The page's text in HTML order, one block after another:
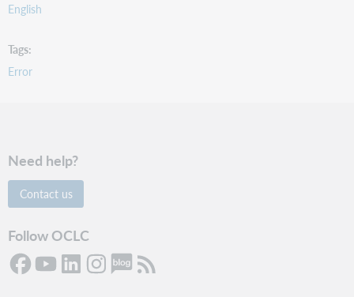
English
Tags
Error
Need help?
Contact us
Follow OCLC